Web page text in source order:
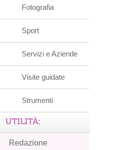
Fotografia
Sport
Servizi e Aziende
Visite guidate
Strumenti
UTILITÀ:
Redazione